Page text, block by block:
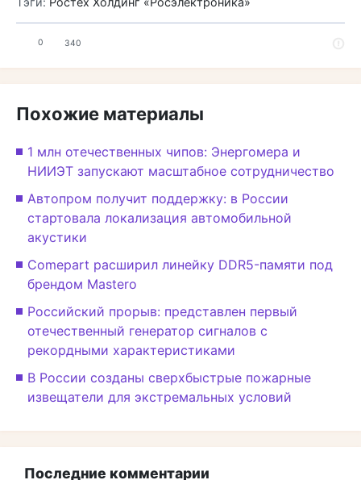
0 340
Похожие материалы
1 млн отечественных чипов: Энергомера и
НИИЭТ запускают масштабное сотрудничество
Автопром получит поддержку: в России
стартовала локализация автомобильной
акустики
Comepart расширил линейку DDR5-памяти под
брендом Mastero
Российский прорыв: представлен первый
отечественный генератор сигналов с
рекордными характеристиками
В России созданы сверхбыстрые пожарные
извещатели для экстремальных условий
Последние комментарии